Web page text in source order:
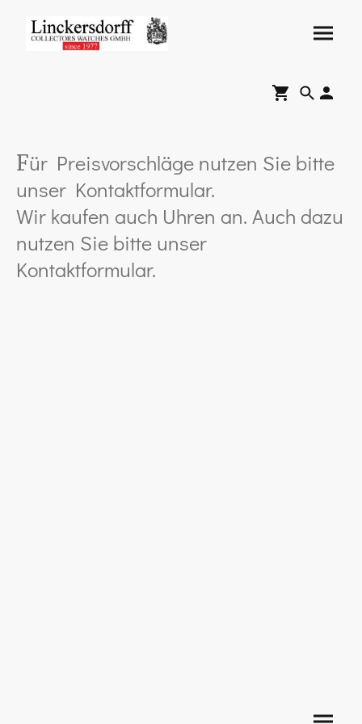
Für Preisvorschläge nutzen Sie bitte
unser Kontaktformular.
Wir kaufen auch Uhren an. Auch dazu
nutzen Sie bitte unser
Kontaktformular.